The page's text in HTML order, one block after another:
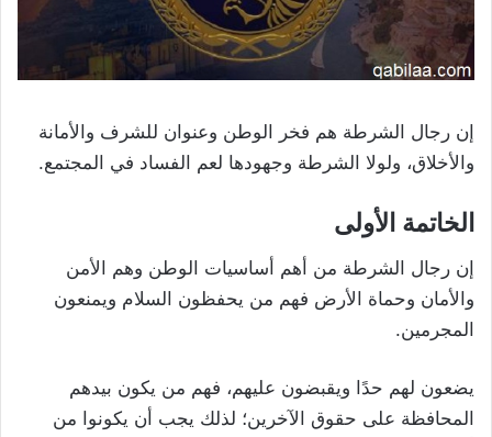
إن رجال الشرطة هم فخر الوطن وعنوان للشرف والأمانة
والأخلاق، ولولا الشرطة وجهودها لعم الفساد في المجتمع.
الخاتمة الأولى
إن رجال الشرطة من أهم أساسيات الوطن وهم الأمن
والأمان وحماة الأرض فهم من يحفظون السلام ويمنعون
المجرمين.
يضعون لهم حدًا ويقبضون عليهم، فهم من يكون بيدهم
المحافظة على حقوق الآخرين؛ لذلك يجب أن يكونوا من